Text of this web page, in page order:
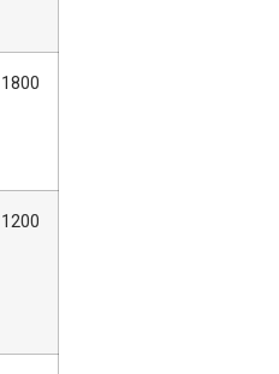
1800
1200